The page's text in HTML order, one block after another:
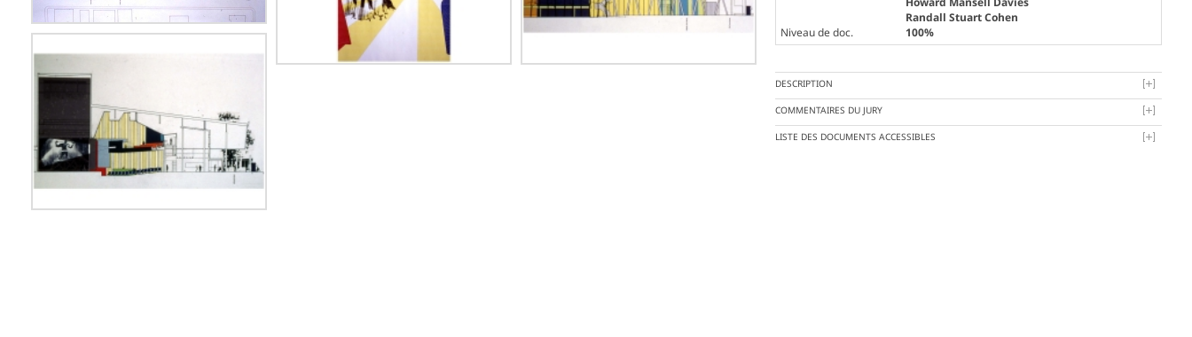
Randall Stuart Cohen
Niveau de doc.
100%
DESCRIPTION
COMMENTAIRES DU JURY
LISTE DES DOCUMENTS ACCESSIBLES